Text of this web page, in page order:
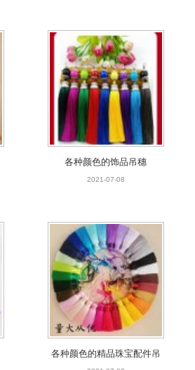
各种颜色的饰品吊穗
2021-07-08
各种颜色的精品珠宝配件吊